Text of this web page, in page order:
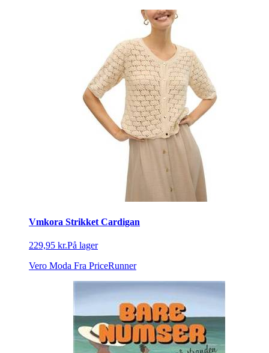
Vmkora Strikket Cardigan
229,95 kr.På lager
Vero Moda Fra PriceRunner